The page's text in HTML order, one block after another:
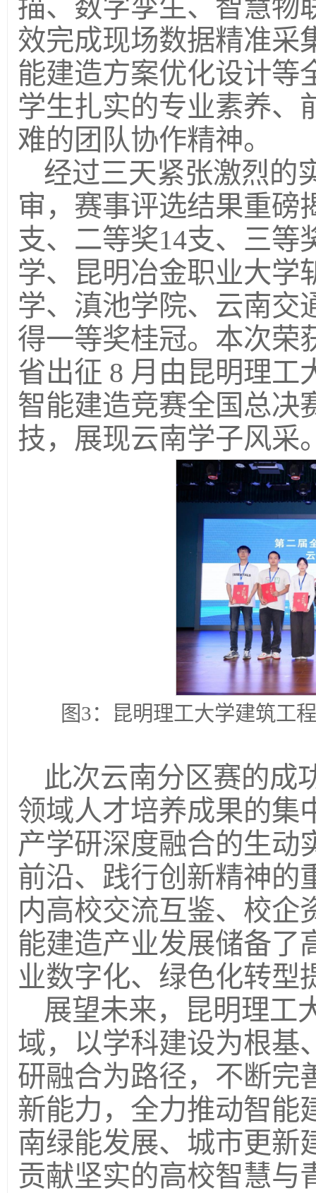
描、数字孪生、智慧物
效完成现场数据精准采
能建造方案优化设计等
学生扎实的专业素养、
难的团队协作精神。
经过三天紧张激烈的
审，赛事评选结果重磅
支、二等奖14支、三等
学、昆明冶金职业大学
学、滇池学院、云南交
得一等奖桂冠。本次荣
省出征 8 月由昆明理工
智能建造竞赛全国总决
技，展现云南学子风采
图3：昆明理工大学建筑工
此次云南分区赛的成
领域人才培养成果的集
产学研深度融合的生动
前沿、践行创新精神的
内高校交流互鉴、校企
能建造产业发展储备了
业数字化、绿色化转型
展望未来，昆明理工
域，以学科建设为根基
研融合为路径，不断完
新能力，全力推动智能
南绿能发展、城市更新
贡献坚实的高校智慧与